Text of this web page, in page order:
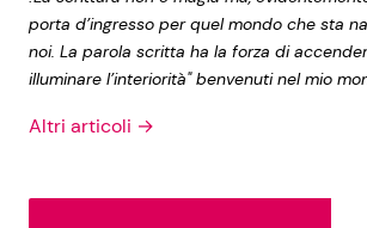
porta d’ingresso per quel mondo che sta
noi. La parola scritta ha la forza di
illuminare l’interiorità" benvenuti nel mio
Altri articoli →